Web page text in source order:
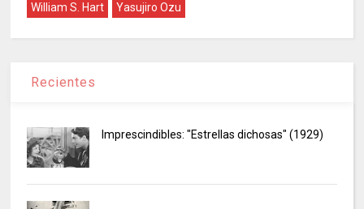
William S. Hart
Yasujiro Ozu
Recientes
Imprescindibles: "Estrellas dichosas" (1929)